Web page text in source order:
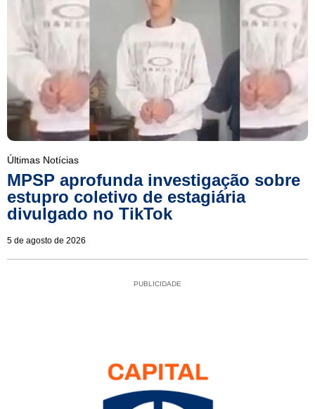
Últimas Notícias
MPSP aprofunda investigação sobre
estupro coletivo de estagiária
divulgado no TikTok
5 de agosto de 2026
PUBLICIDADE